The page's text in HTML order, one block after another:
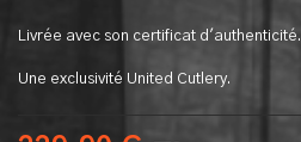
Livrée avec son certificat d'authenticité.
Une exclusivité United Cutlery.